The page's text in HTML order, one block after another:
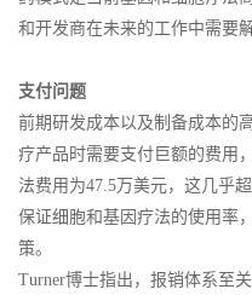
和开发商在未来的工作中需要
支付问题
前期研发成本以及制备成本的
疗产品时需要支付巨额的费用
法费用为47.5万美元，这几乎
保证细胞和基因疗法的使用率
策。
Turner博士指出，报销体系至